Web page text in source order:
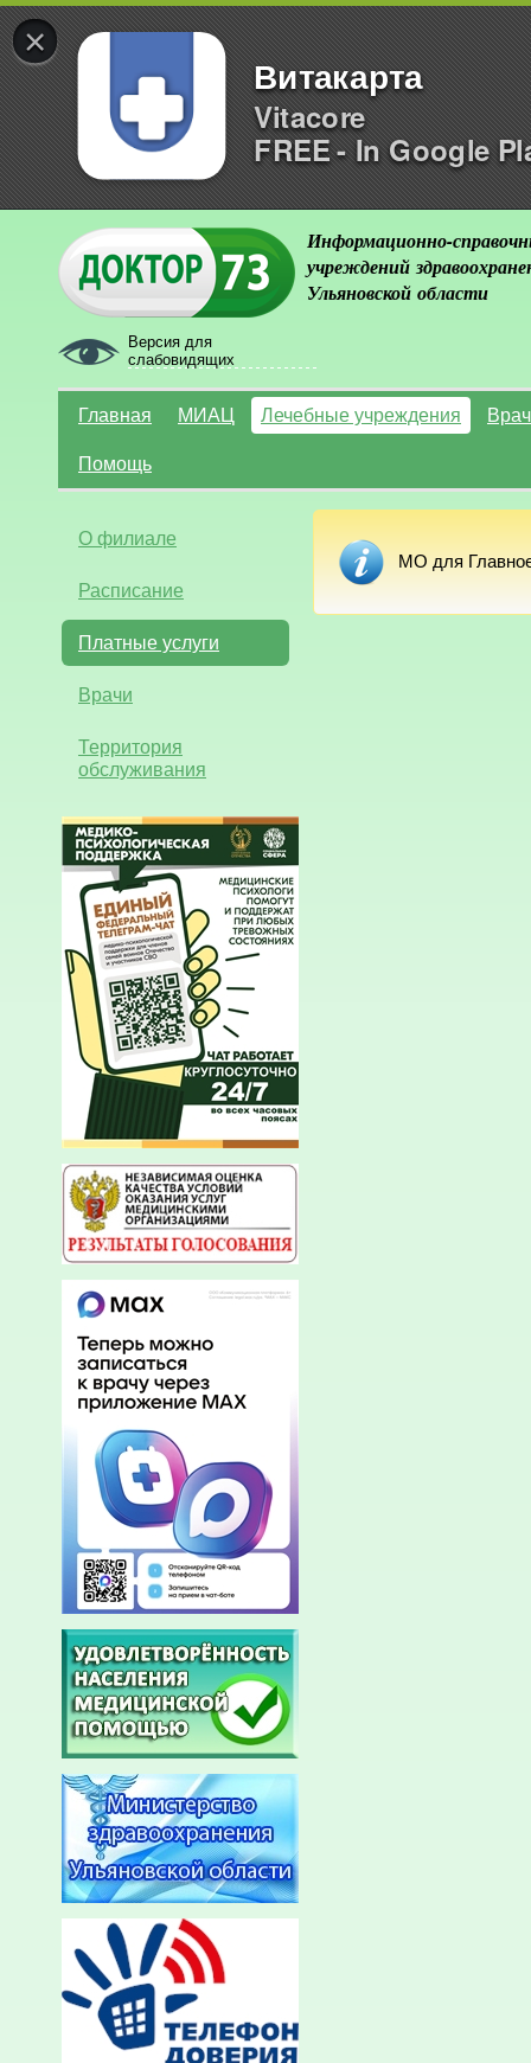
×
Витакарта
Vitacore
FREE - In Google
Версия для
слабовидящих
Информационно-
учреждений
Ульяновской области
Главная МИАЦ Лечебные учреждения
Помощь
О филиале
Расписание
Платные услуги
Врачи
Территория
обслуживания
МО для